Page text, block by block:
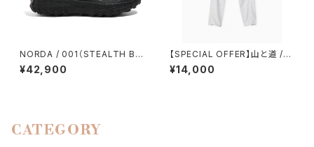
NORDA / 001（STEALTH BL
ACK）
¥42,900
【SPECIAL OFFER】山と道 /５
POCKET PANTS（MEN）
¥14,000
CATEGORY